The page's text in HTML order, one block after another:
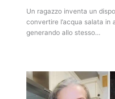
Un ragazzo inventa un
convertire l’acqua salata in
generando allo stesso…